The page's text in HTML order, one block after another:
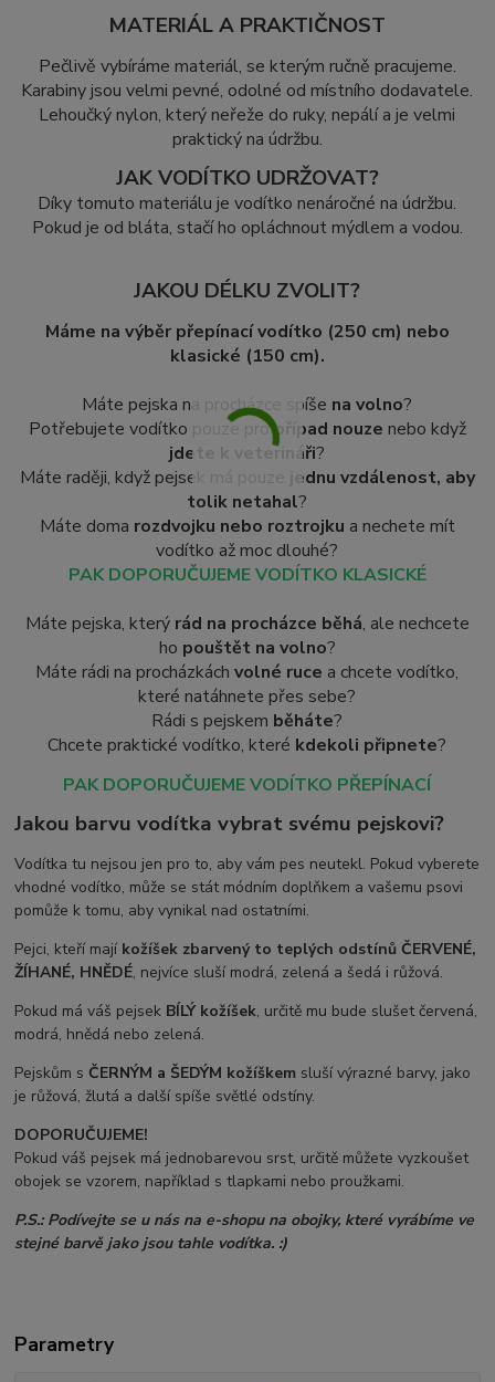
MATERIÁL A PRAKTIČNOST
Pečlivě vybíráme materiál, se kterým ručně pracujeme.
Karabiny jsou velmi pevné, odolné od místního dodavatele.
Lehoučký nylon, který neřeže do ruky, nepálí a je velmi
praktický na údržbu.
JAK VODÍTKO UDRŽOVAT?
Díky tomuto materiálu je vodítko nenáročné na údržbu.
Pokud je od bláta, stačí ho opláchnout mýdlem a vodou.
JAKOU DÉLKU ZVOLIT?
Máme na výběr přepínací vodítko (250 cm) nebo
klasické (150 cm).
Máte pejska na procházce spíše na volno?
Potřebujete vodítko pouze propřípad nouze nebo když
jdete k veterináři?
Máte raději, když pejsek má pouze
jednu vzdálenost, aby
tolik netahal?
Máte doma rozdvojku nebo roztrojku a nechete mít
vodítko až moc dlouhé?
PAK DOPORUČUJEME VODÍTKO KLASICKÉ
Máte pejska, který rád na procházce běhá, ale nechcete
ho pouštět na volno?
Máte rádi na procházkách volné ruce a chcete vodítko,
které natáhnete přes sebe?
Rádi s pejskem běháte?
Chcete praktické vodítko, které kdekoli připnete?
PAK DOPORUČUJEME VODÍTKO PŘEPÍNACÍ
Jakou barvu vodítka vybrat svému pejskovi?
Vodítka tu nejsou jen pro to, aby vám pes neutekl. Pokud vyberete
vhodné vodítko, může se stát módním doplňkem a vašemu psovi
pomůže k tomu, aby vynikal nad ostatními.
Pejci, kteří mají kožíšek zbarvený to teplých odstínů ČERVENÉ,
ŽÍHANÉ, HNĚDÉ, nejvíce sluší modrá, zelená a šedá i růžová.
Pokud má váš pejsek BÍLÝ kožíšek, určitě mu bude slušet červená,
modrá, hnědá nebo zelená.
Pejskům s ČERNÝM a ŠEDÝM kožíškem sluší výrazné barvy, jako
je růžová, žlutá a další spíše světlé odstíny.
DOPORUČUJEME!
Pokud váš pejsek má jednobarevou srst, určitě můžete vyzkoušet
obojek se vzorem, například s tlapkami nebo proužkami.
P.S.: Podívejte se u nás na e-shopu na obojky, které vyrábíme ve
stejné barvě jako jsou tahle vodítka. :)
Parametry